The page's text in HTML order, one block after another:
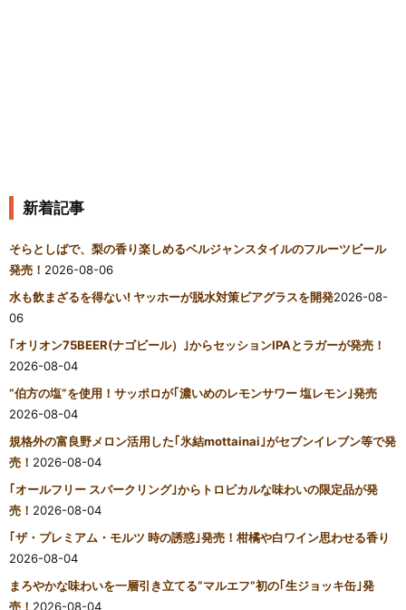
新着記事
そらとしばで、梨の香り楽しめるベルジャンスタイルのフルーツビール
発売！ 2026-08-06
水も飲まざるを得ない! ヤッホーが脱水対策ビアグラスを開発2026-08-
06
｢オリオン75BEER(ナゴビール）｣からセッションIPAとラガーが発売！
2026-08-04
“伯方の塩”を使用！サッポロが｢濃いめのレモンサワー 塩レモン｣発売
2026-08-04
規格外の富良野メロン活用した｢氷結mottainai｣がセブンイレブン等で発
売！ 2026-08-04
｢オールフリー スパークリング｣からトロピカルな味わいの限定品が発
売！ 2026-08-04
｢ザ・プレミアム・モルツ 時の誘惑｣発売！柑橘や白ワイン思わせる香り
2026-08-04
まろやかな味わいを一層引き立てる“マルエフ”初の｢生ジョッキ缶｣発
売！ 2026-08-04